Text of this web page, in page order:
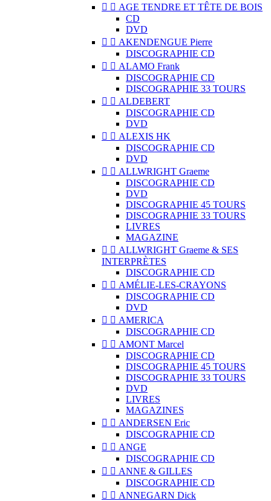
  AGE TENDRE ET TÊTE DE BOIS
CD
DVD
  AKENDENGUE Pierre
DISCOGRAPHIE CD
  ALAMO Frank
DISCOGRAPHIE CD
DISCOGRAPHIE 33 TOURS
  ALDEBERT
DISCOGRAPHIE CD
DVD
  ALEXIS HK
DISCOGRAPHIE CD
DVD
  ALLWRIGHT Graeme
DISCOGRAPHIE CD
DVD
DISCOGRAPHIE 45 TOURS
DISCOGRAPHIE 33 TOURS
LIVRES
MAGAZINE
  ALLWRIGHT Graeme & SES
INTERPRÈTES
DISCOGRAPHIE CD
  AMÉLIE-LES-CRAYONS
DISCOGRAPHIE CD
DVD
  AMERICA
DISCOGRAPHIE CD
  AMONT Marcel
DISCOGRAPHIE CD
DISCOGRAPHIE 45 TOURS
DISCOGRAPHIE 33 TOURS
DVD
LIVRES
MAGAZINES
  ANDERSEN Eric
DISCOGRAPHIE CD
  ANGE
DISCOGRAPHIE CD
  ANNE & GILLES
DISCOGRAPHIE CD
  ANNEGARN Dick